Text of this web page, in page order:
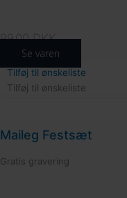
99.00DKK
Se varen
Tilføj til ønskeliste
Tilføj til ønskeliste
Maileg Festsæt
Gratis gravering